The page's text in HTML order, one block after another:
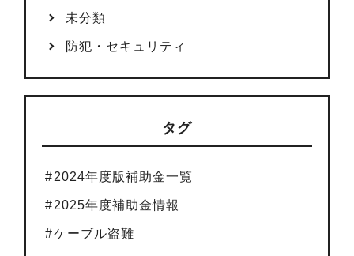
未分類
防犯・セキュリティ
タグ
2024年度版補助金一覧
2025年度補助金情報
ケーブル盗難